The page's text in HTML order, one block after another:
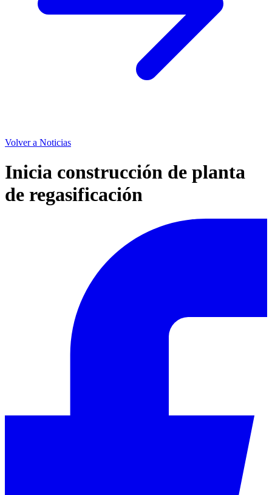
Volver a Noticias
Inicia construcción de planta
de regasificación